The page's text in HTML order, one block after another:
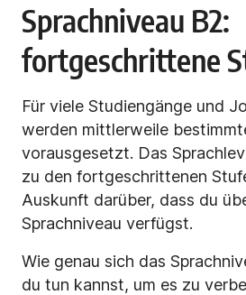
Sprachniveau B2:
fortgeschrittene
Für viele Studiengänge und
werden mittlerweile
vorausgesetzt. Das
zu den fortgeschrittenen
Auskunft darüber, dass du
Sprachniveau verfügst.
Wie genau sich das
du tun kannst, um es zu